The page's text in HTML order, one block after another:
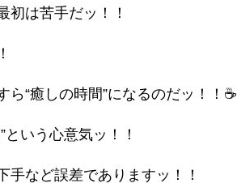
初は苦手だッ！！
“癒しの時間”になるのだッ！！☕
いう心意気ッ！！
手など誤差でありますッ！！